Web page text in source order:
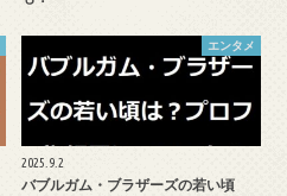
エンタメ
2025.9.2
バブルガム・ブラザーズの若い頃